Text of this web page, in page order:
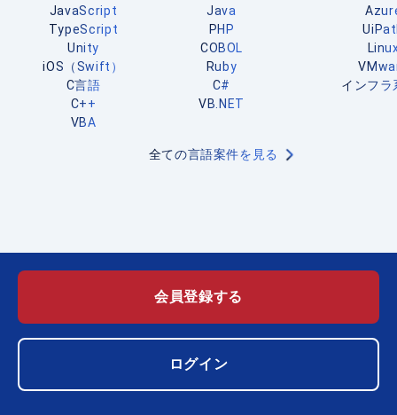
JavaScript
Java
TypeScript
PHP
Unity
COBOL
iOS（Swift）
Ruby
C言語
C#
C++
VB.NET
VBA
全ての言語案件を見る
インフラ
会員登録する
ログイン